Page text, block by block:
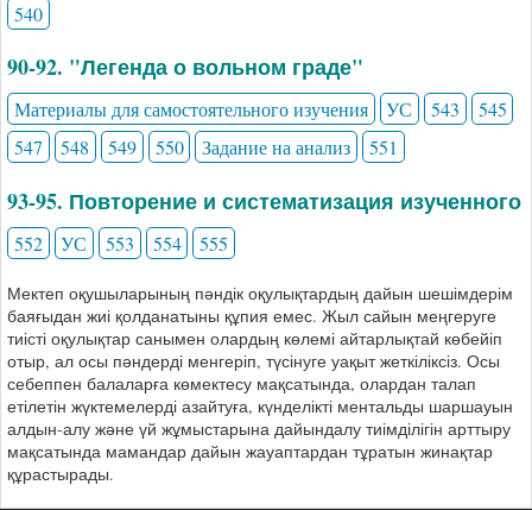
540
90-92. "Легенда о вольном граде"
Материалы для самостоятельного изучения УС 543
545
547
548 549 550 Задание на анализ 551
93-95. Повторение и систематизация изученного
552 УС 553 554 555
Мектеп оқушыларының пәндік оқулықтардың дайын шешімдерім
баяғыдан жиі қолданатыны құпия емес. Жыл сайын меңгеруге
тиісті оқулықтар санымен олардың көлемі айтарлықтай көбейіп
отыр, ал осы пәндерді менгеріп, түсінуге уақыт жеткіліксіз. Осы
себеппен балаларға көмектесу мақсатында, олардан талап
етілетін жүктемелерді азайтуға, күнделікті ментальды шаршауын
алдын-алу және үй жұмыстарына дайындалу тиімділігін арттыру
мақсатында мамандар дайын жауаптардан тұратын жинақтар
құрастырады.